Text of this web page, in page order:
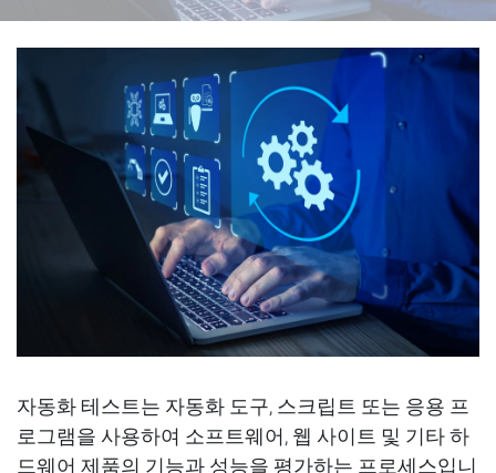
자동화 테스트는 자동화 도구, 스크립트 또는 응용 프
로그램을 사용하여 소프트웨어, 웹 사이트 및 기타 하
드웨어 제품의 기능과 성능을 평가하는 프로세스입니